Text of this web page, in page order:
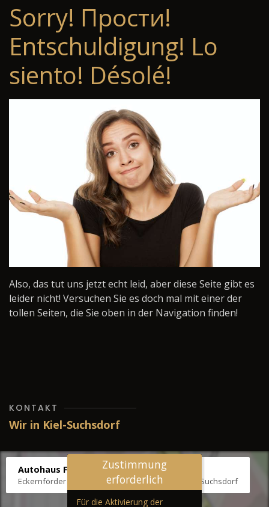
Sorry! Прости!
Entschuldigung! Lo
siento! Désolé!
Also, das tut uns jetzt echt leid, aber diese Seite gibt es
leider nicht! Versuchen Sie es doch mal mit einer der
tollen Seiten, die Sie oben in der Navigation finden!
KONTAKT
Wir in Kiel-Suchsdorf
Autohaus Fräter
Eckernförder Str. /Klausbrooker Weg 1, 24107 Kiel-Suchsdorf
Zustimmung
erforderlich
Für die Aktivierung der